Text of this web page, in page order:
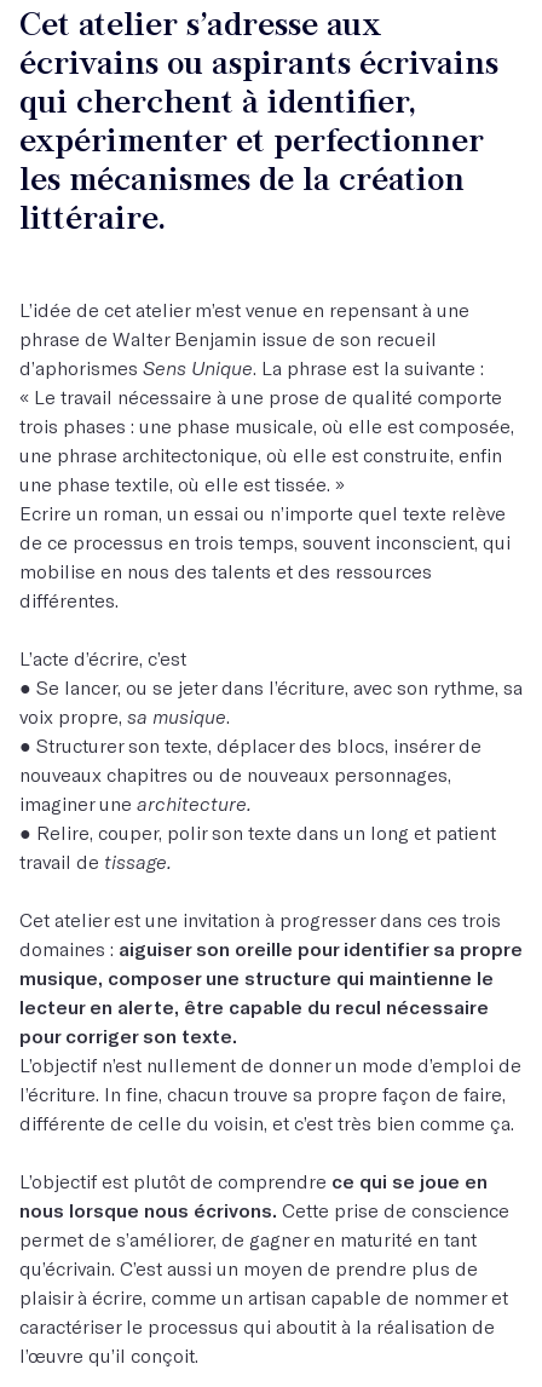
Cet atelier s’adresse aux
écrivains ou aspirants écrivains
qui cherchent à identifier,
expérimenter et perfectionner
les mécanismes de la création
littéraire.
L’idée de cet atelier m’est venue en repensant à une
phrase de Walter Benjamin issue de son recueil
d’aphorismes Sens Unique. La phrase est la suivante :
« Le travail nécessaire à une prose de qualité comporte
trois phases : une phase musicale, où elle est composée,
une phrase architectonique, où elle est construite, enfin
une phase textile, où elle est tissée. »
Ecrire un roman, un essai ou n’importe quel texte relève
de ce processus en trois temps, souvent inconscient, qui
mobilise en nous des talents et des ressources
différentes.
L’acte d’écrire, c’est
● Se lancer, ou se jeter dans l’écriture, avec son rythme, sa
voix propre, sa musique.
● Structurer son texte, déplacer des blocs, insérer de
nouveaux chapitres ou de nouveaux personnages,
imaginer une architecture.
● Relire, couper, polir son texte dans un long et patient
travail de tissage.
Cet atelier est une invitation à progresser dans ces trois
domaines : aiguiser son oreille pour identifier sa propre
musique, composer une structure qui maintienne le
lecteur en alerte, être capable du recul nécessaire
pour corriger son texte.
L’objectif n’est nullement de donner un mode d’emploi de
l’écriture. In fine, chacun trouve sa propre façon de faire,
différente de celle du voisin, et c’est très bien comme ça.
L’objectif est plutôt de comprendre ce qui se joue en
nous lorsque nous écrivons. Cette prise de conscience
permet de s’améliorer, de gagner en maturité en tant
qu’écrivain. C’est aussi un moyen de prendre plus de
plaisir à écrire, comme un artisan capable de nommer et
caractériser le processus qui aboutit à la réalisation de
l’œuvre qu’il conçoit.